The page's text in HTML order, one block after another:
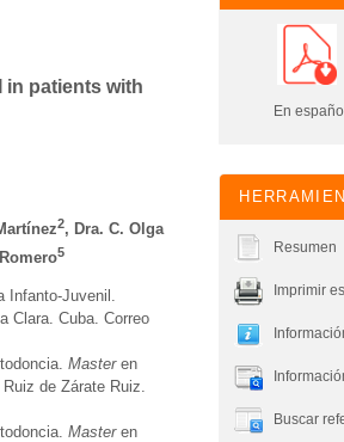
En
Resumen
Imprimir
Buscar
in patients with
2, Dra. C. Olga
5
Juvenil.
Clara. Cuba. Correo
Masteren
de Zárate Ruiz.
Masteren